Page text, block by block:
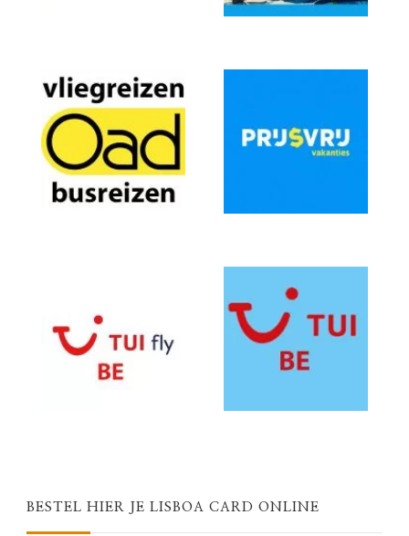
BESTEL HIER JE LISBOA CARD ONLINE